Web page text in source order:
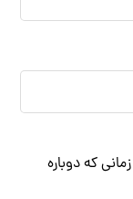
که دوباره